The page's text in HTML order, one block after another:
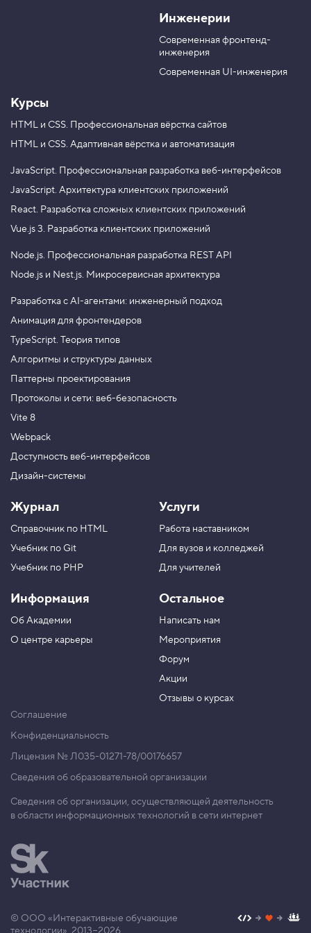
e
r
a
m
Инженерии
Современная фронтенд-
инженерия
Современная UI-инженерия
Курсы
HTML и CSS. Профессиональная вёрстка сайтов
HTML и CSS. Адаптивная вёрстка и автоматизация
JavaScript. Профессиональная разработка веб-интерфейсов
JavaScript. Архитектура клиентских приложений
React. Разработка сложных клиентских приложений
Vue.js 3. Разработка клиентских приложений
Node.js. Профессиональная разработка REST API
Node.js и Nest.js. Микросервисная архитектура
Разработка с AI-агентами: инженерный подход
Анимация для фронтендеров
TypeScript. Теория типов
Алгоритмы и структуры данных
Паттерны проектирования
Протоколы и сети: веб-безопасность
Vite 8
Webpack
Доступность веб-интерфейсов
Дизайн-системы
Журнал
Справочник по HTML
Учебник по Git
Учебник по PHP
Информация
Об Академии
О центре карьеры
Услуги
Работа наставником
Для вузов и колледжей
Для учителей
Остальное
Написать нам
Мероприятия
Форум
Акции
Отзывы о курсах
Соглашение
Конфиденциальность
Лицензия № Л035-01271-78/00176657
Сведения об образовательной организации
Сведения об организации, осуществляющей деятельность
в области информационных технологий в сети интернет
© ООО «Интерактивные обучающие